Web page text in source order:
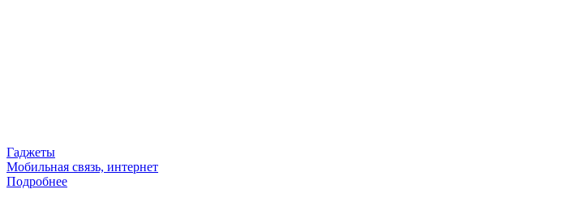
Гаджеты
Мобильная связь, интернет
Подробнее